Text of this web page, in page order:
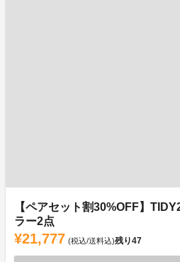
【ペアセット割30%OFF】
ラー2点
¥21,777 (税込/送料込)残り47